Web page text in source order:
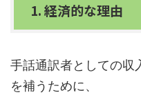
1. 経済的な理由
手話通訳者としての収
を補うために、